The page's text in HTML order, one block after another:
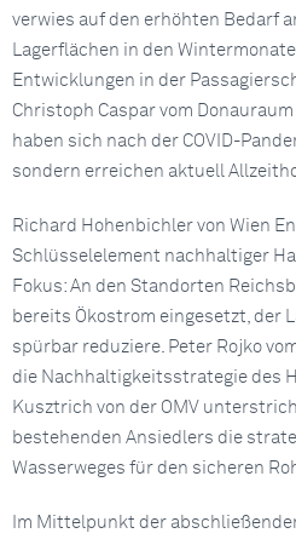
verwies auf den erhöhten Bedarf
Lagerflächen in den
Entwicklungen in der
Christoph Caspar vom
haben sich nach der COVID-
sondern erreichen aktuell
Richard Hohenbichler von Wien
Schlüsselelement nachhaltiger
Fokus: An den Standorten
bereits Ökostrom eingesetzt, der
spürbar reduziere. Peter Rojko
die Nachhaltigkeitsstrategie des
Kusztrich von der OMV
bestehenden Ansiedlers die
Wasserweges für den sicheren
Im Mittelpunkt der